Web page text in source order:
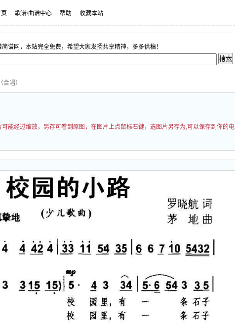
- 歌谱/曲谱中心 - 帮助 - 收藏本站
谱网，本站完全免费，希望大家发扬共享精神，多多供稿！
唱）
可能经过缩放，另存可看到原图，在图片上点鼠标右键，选图片另存为,可以保存到你的电